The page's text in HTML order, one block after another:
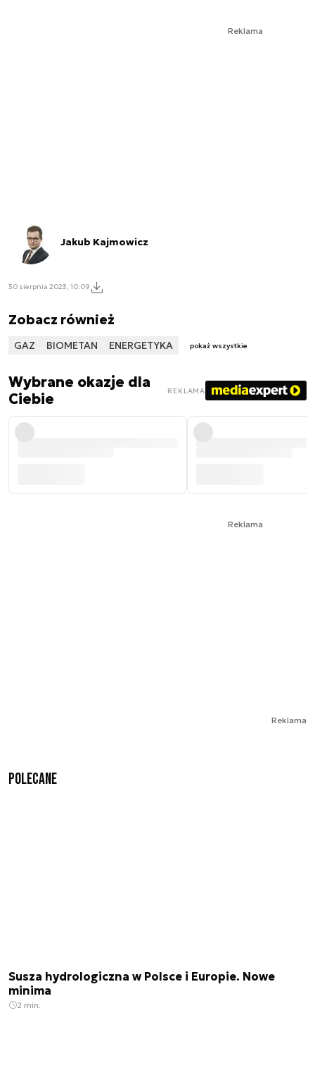
Reklama
Jakub Kajmowicz
30 sierpnia 2023, 10:09
Zobacz również
GAZ BIOMETAN ENERGETYKA pokaż wszystkie
Wybrane okazje dla
Ciebie
REKLAMA
Reklama
Reklama
Polecane
Susza hydrologiczna w Polsce i Europie. Nowe
minima
2 min.